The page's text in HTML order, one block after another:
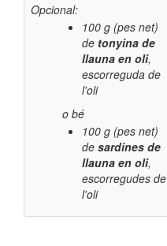
Opcional:
100 g (pes net)
de tonyina de
llauna en oli,
escorreguda de
l'oli
o bé
100 g (pes net)
de sardines de
llauna en oli,
escorregudes de
l'oli